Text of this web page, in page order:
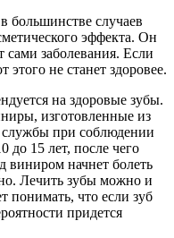
большинстве случаев
эффекта. Он
сами заболевания. Если
этого не станет здоровее.
на здоровые зубы.
изготовленные из
службы при соблюдении
до 15 лет, после чего
виниром начнет болеть
Лечить зубы можно и
понимать, что если зуб
придется